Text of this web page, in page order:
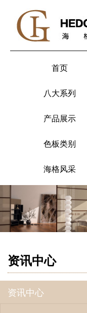
首页
八大系列
产品展示
色板类别
海格风采
资讯中心
资讯中心